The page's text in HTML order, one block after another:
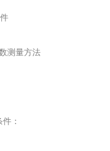
测量方法
：